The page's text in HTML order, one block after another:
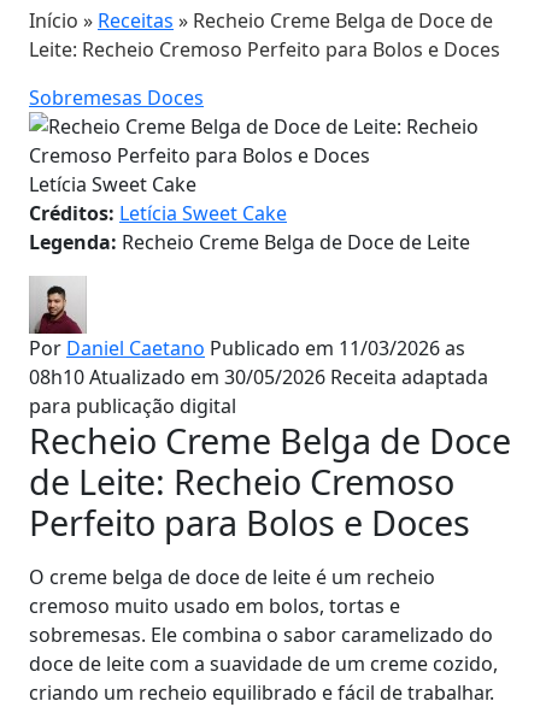
Início » Receitas » Recheio Creme Belga de Doce de
Leite: Recheio Cremoso Perfeito para Bolos e Doces
Sobremesas Doces
Letícia Sweet Cake
Créditos: Letícia Sweet Cake
Legenda: Recheio Creme Belga de Doce de Leite
Por Daniel Caetano Publicado em 11/03/2026 as
08h10Atualizado em 30/05/2026 Receita adaptada
para publicação digital
Recheio Creme Belga de Doce
de Leite: Recheio Cremoso
Perfeito para Bolos e Doces
O creme belga de doce de leite é um recheio
cremoso muito usado em bolos, tortas e
sobremesas. Ele combina o sabor caramelizado do
doce de leite com a suavidade de um creme cozido,
criando um recheio equilibrado e fácil de trabalhar.